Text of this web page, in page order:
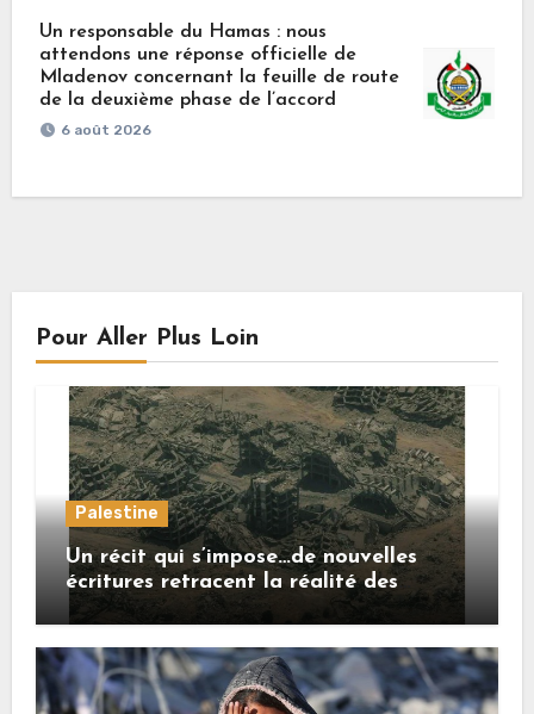
Un responsable du Hamas : nous
attendons une réponse officielle de
Mladenov concernant la feuille de route
de la deuxième phase de l’accord
6 août 2026
Pour Aller Plus Loin
Palestine
Un récit qui s’impose…de nouvelles
écritures retracent la réalité des
crimes sionistes à Gaza